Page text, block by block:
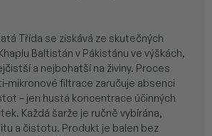
Třída se získává ze skutečných
Baltistán v Pákistánu ve výškách,
a nejbohatší na živiny. Proces
mikronové filtrace zaručuje absenci
– jen hustá koncentrace účinných
Každá šarže je ručně vybírána,
a čistotu. Produkt je balen bez